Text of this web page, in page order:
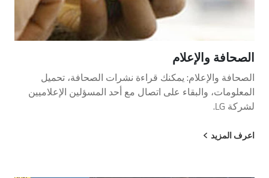
الصحافة والإعلام
الصحافة والإعلام: يمكنك قراءة نشرات الصحافة، تحميل
المعلومات، والبقاء على اتصال مع أحد المسؤلين الإعلاميين
لشركة LG.
اعرف المزيد